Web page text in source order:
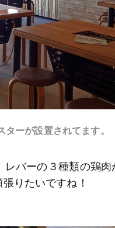
ーが設置されてます。
バーの３種類の鶏
りたいですね！